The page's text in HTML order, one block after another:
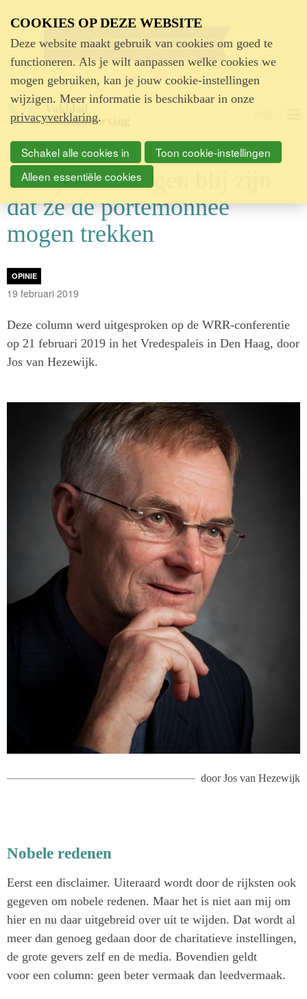
Advertentie
De rijksten mogen blij zijn
dat ze de portemonnee
mogen trekken
OPINIE
19 februari 2019
Deze column werd uitgesproken op de WRR-conferentie
op 21 februari 2019 in het Vredespaleis in Den Haag, door
Jos van Hezewijk.
doorJos van Hezewijk
Nobele redenen
Eerst een disclaimer. Uiteraard wordt door de rijksten ook
gegeven om nobele redenen. Maar het is niet aan mij om
hier en nu daar uitgebreid over uit te wijden. Dat wordt al
meer dan genoeg gedaan door de charitatieve instellingen,
de grote gevers zelf en de media. Bovendien geldt
voor een column: geen beter vermaak dan leedvermaak.
COOKIES OP DEZE WEBSITE
Deze website maakt gebruik van cookies om goed te
functioneren. Als je wilt aanpassen welke cookies we
mogen gebruiken, kan je jouw cookie-instellingen
wijzigen. Meer informatie is beschikbaar in onze
privacyverklaring.
Schakel alle cookies in
Toon cookie-instellingen
Alleen essentiële cookies